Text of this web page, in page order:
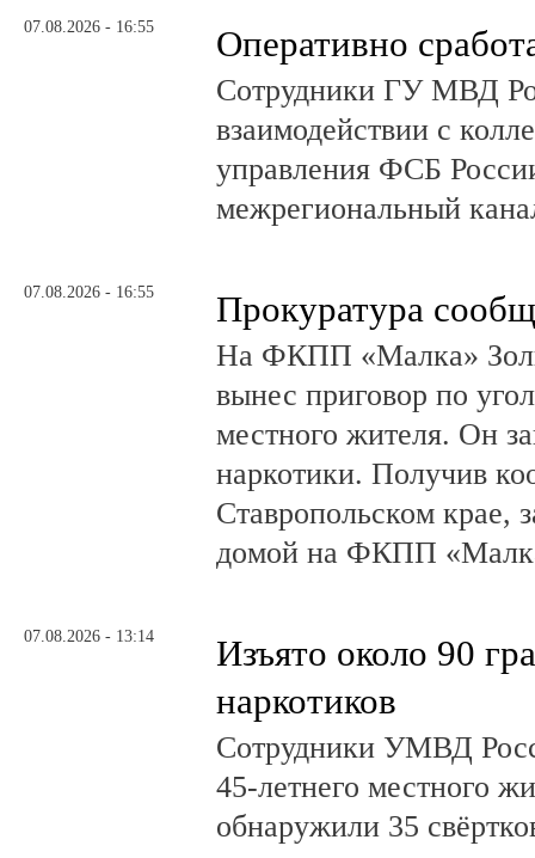
07.08.2026 - 16:55 Оперативно
Сотрудники ГУ МВД
взаимодействии с
управления ФСБ
межрегиональный
07.08.2026 - 16:55 Прокуратура
На ФКПП «Малка»
вынес приговор по
местного жителя. Он
наркотики. Получив
Ставропольском крае,
домой на ФКПП
07.08.2026 - 13:14
Изъято около 90
наркотиков
Сотрудники УМВД
45-летнего местного
обнаружили 35